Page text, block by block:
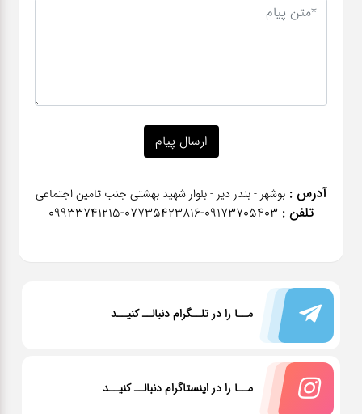
آدرس : بوشهر - بندر دیر - بلوار شهید بهشتی جنب تامین اجتماعی
تلفن : ٠٩١٧٣٧٠٥٤٠٣-07735423816-09933741215
مــا را در تلــگرام دنبالــ کنیــد
مــا را در اینستاگرام دنبالــ کنیــد